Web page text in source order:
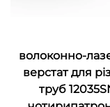
волоконно-
верстат для
труб